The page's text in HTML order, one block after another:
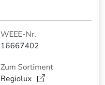
WEEE-Nr.
16667402
Zum Sortiment
Regiolux